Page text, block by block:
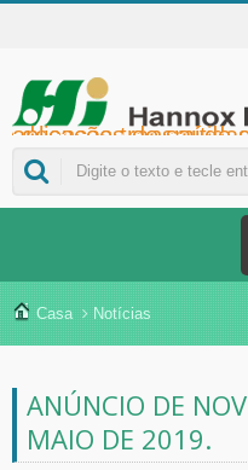
Hannox International Corp. - Ajudamos importadores, atacadistas, distribuidores e marcas da área da saúde a lançar soluções não medicamentosas para o tratamento de feridas e mucosas, incluindo úlceras orais, cuidados de suporte ao câncer, proteção da pele, cuidados com a mucosa nasal e proteção de feridas em domicílio. Além de uma ampla gama de
Casa Notícias
ANÚNCIO DE
MAIO DE 2019.